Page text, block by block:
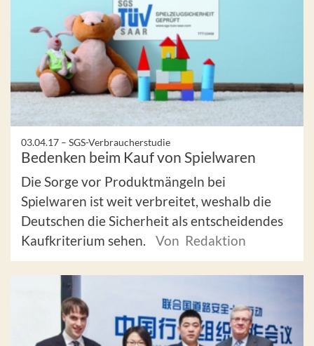
03.04.17 – SGS-Verbraucherstudie
Bedenken beim Kauf von Spielwaren
Die Sorge vor Produktmängeln bei
Spielwaren ist weit verbreitet, weshalb die
Deutschen die Sicherheit als entscheidendes
Kaufkriterium sehen.
Von Redaktion